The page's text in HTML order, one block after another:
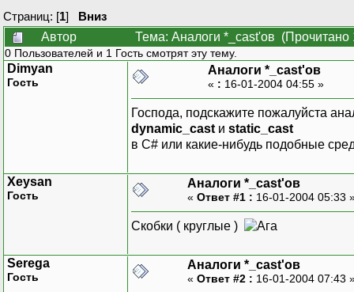
Страниц: [1] Вниз
Автор
Тема: Аналоги *_cast'ов (Прочитано
0 Пользователей и 1 Гость смотрят эту тему.
Dimyan
Гость
Аналоги *_cast'ов
« : 16-01-2004 04:55 »
Господа, подскажите пожалуйста
dynamic_cast и static_cast
в C# или какие-нибудь подобные
Xeysan
Гость
Аналоги *_cast'ов
« Ответ #1 : 16-01-2004 05:33
Скобки ( круглые )
Serega
Гость
Аналоги *_cast'ов
« Ответ #2 : 16-01-2004 07:43